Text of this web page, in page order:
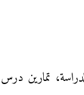
تمارين